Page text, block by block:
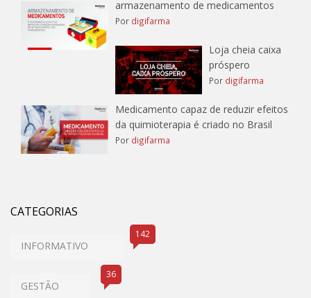
armazenamento de medicamentos
Por digifarma
Loja cheia caixa
próspero
Por digifarma
Medicamento capaz de reduzir efeitos
da quimioterapia é criado no Brasil
Por digifarma
CATEGORIAS
INFORMATIVO
142
GESTÃO
36